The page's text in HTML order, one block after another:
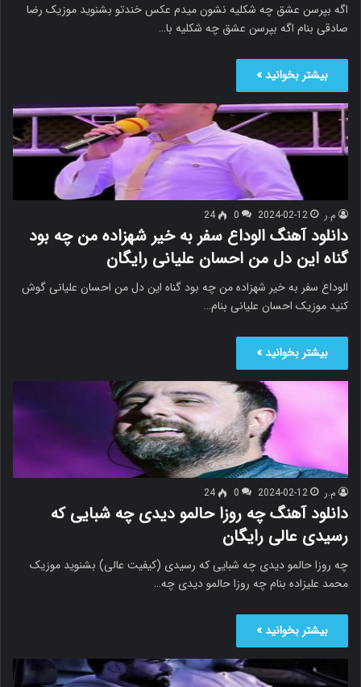
اگه بپرسن عشق چه شکلیه نشون میدم عکس خندتو بشنوید موزیک رضا
صادقی بنام اگه بپرسن عشق چه شکلیه با…
بیشتر بخوانید »
م.ر 2024-02-12
0
24
دانلود آهنگ الوداع سفر به خیر شهزاده من چه بود
گناه این دل من احسان علیانی رایگان
الوداع سفر به خیر شهزاده من چه بود گناه این دل من احسان علیانی گوش
کنید موزیک احسان علیانی بنام…
بیشتر بخوانید »
م.ر 2024-02-12
0
24
دانلود آهنگ چه روزا حالمو دیدی چه شبایی که
رسیدی عالی رایگان
چه روزا حالمو دیدی چه شبایی که رسیدی (کیفیت عالی) بشنوید موزیک
محمد علیزاده بنام چه روزا حالمو دیدی چه…
بیشتر بخوانید »